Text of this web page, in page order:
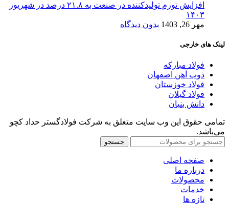
افزایش تورم تولیدکننده در صنعت به ۲۱.۸ درصد در شهریور
۱۴۰۳
مهر 26, 1403
بدون دیدگاه
لینک های خارجی
فولاد مبارکه
ذوب آهن اصفهان
فولاد خوزستان
فولاد گیلان
دانش بنیان
تمامی حقوق این وب سایت متعلق به شرکت فولادگستر حداد کچو
می‌باشد.
جستجو
صفحه اصلی
درباره ما
محصولات
خدمات
تازه ها